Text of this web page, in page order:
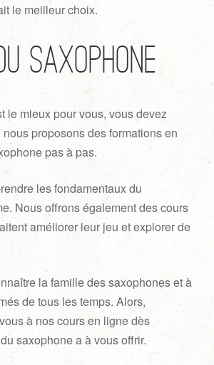
le meilleur choix.
saxophone
le mieux pour vous, vous devez
nous proposons des formations en
pas à pas.
les fondamentaux du
Nous offrons également des cours
améliorer leur jeu et explorer de
la famille des saxophones et à
de tous les temps. Alors,
à nos cours en ligne dès
saxophone a à vous offrir.